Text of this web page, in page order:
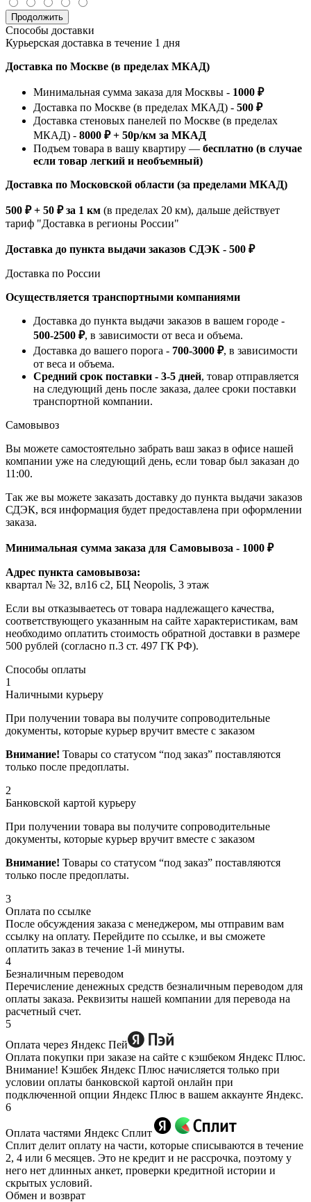
Продолжить
Способы доставки
Курьерская доставка в течение 1 дня
Доставка по Москве (в пределах МКАД)
Минимальная сумма заказа для Москвы - 1000 ₽
Доставка по Москве (в пределах МКАД) - 500 ₽
Доставка стеновых панелей по Москве (в пределах
МКАД) - 8000 ₽ + 50р/км за МКАД
Подъем товара в вашу квартиру — бесплатно (в случае
если товар легкий и необъемный)
Доставка по Московской области (за пределами МКАД)
500 ₽ + 50 ₽ за 1 км (в пределах 20 км), дальше действует
тариф "Доставка в регионы России"
Доставка до пункта выдачи заказов СДЭК - 500 ₽
Доставка по России
Осуществляется транспортными компаниями
Доставка до пункта выдачи заказов в вашем городе -
500-2500 ₽, в зависимости от веса и объема.
Доставка до вашего порога - 700-3000 ₽, в зависимости
от веса и объема.
Средний срок поставки - 3-5 дней, товар отправляется
на следующий день после заказа, далее сроки поставки
транспортной компании.
Самовывоз
Вы можете самостоятельно забрать ваш заказ в офисе нашей
компании уже на следующий день, если товар был заказан до
11:00.
Так же вы можете заказать доставку до пункта выдачи заказов
СДЭК, вся информация будет предоставлена при оформлении
заказа.
Минимальная сумма заказа для Самовывоза - 1000 ₽
Адрес пункта самовывоза:
квартал № 32, вл16 с2, БЦ Neopolis, 3 этаж
Если вы отказываетесь от товара надлежащего качества,
соответствующего указанным на сайте характеристикам, вам
необходимо оплатить стоимость обратной доставки в размере
500 рублей (согласно п.3 ст. 497 ГК РФ).
Способы оплаты
1
Наличными курьеру
При получении товара вы получите сопроводительные
документы, которые курьер вручит вместе с заказом
Внимание! Товары со статусом “под заказ” поставляются
только после предоплаты.
2
Банковской картой курьеру
При получении товара вы получите сопроводительные
документы, которые курьер вручит вместе с заказом
Внимание! Товары со статусом “под заказ” поставляются
только после предоплаты.
3
Оплата по ссылке
После обсуждения заказа с менеджером, мы отправим вам
ссылку на оплату. Перейдите по ссылке, и вы сможете
оплатить заказ в течение 1-й минуты.
4
Безналичным переводом
Перечисление денежных средств безналичным переводом для
оплаты заказа. Реквизиты нашей компании для перевода на
расчетный счет.
5
Оплата через Яндекс Пей
Оплата покупки при заказе на сайте с кэшбеком Яндекс Плюс.
Внимание! Кэшбек Яндекс Плюс начисляется только при
условии оплаты банковской картой онлайн при
подключенной опции Яндекс Плюс в вашем аккаунте Яндекс.
6
Оплата частями Яндекс Сплит
Сплит делит оплату на части, которые списываются в течение
2, 4 или 6 месяцев. Это не кредит и не рассрочка, поэтому у
него нет длинных анкет, проверки кредитной истории и
скрытых условий.
Обмен и возврат